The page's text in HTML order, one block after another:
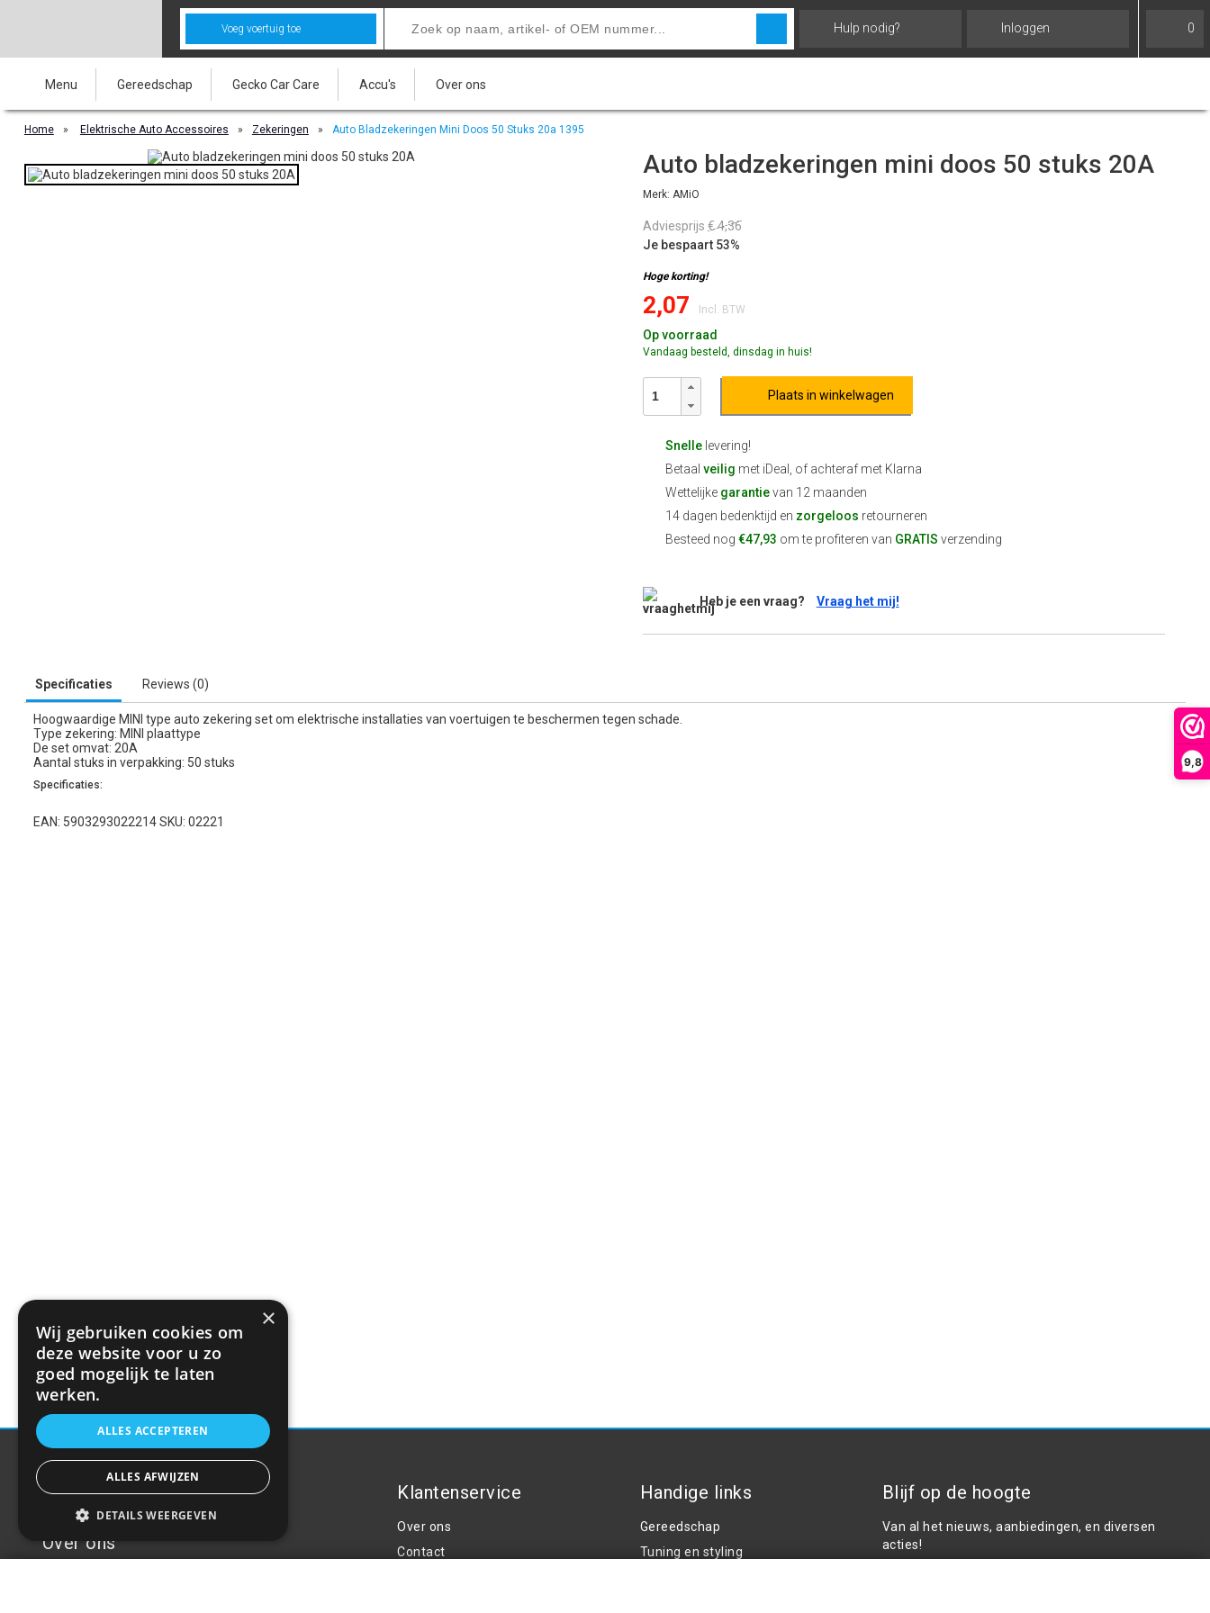
9,8
Voeg voertuig toe Hulp nodig? Inloggen 0
Menu Gereedschap Gecko Car Care Accu's Over ons
Home » Elektrische Auto Accessoires » Zekeringen » Auto Bladzekeringen Mini Doos 50 Stuks 20a 1395
Auto bladzekeringen mini doos 50 stuks 20A
Merk: AMiO
Adviesprijs € 4,36
Je bespaart 53%
Hoge korting!
2,07 Incl. BTW
Op voorraad
Vandaag besteld, dinsdag in huis!
Plaats in winkelwagen
Snellelevering!
Betaal veilig met iDeal, of achteraf met Klarna
Wettelijke garantievan 12 maanden
14 dagen bedenktijd en zorgeloos retourneren
Besteed nog €47,93 om te profiteren van GRATIS verzending
Heb je een vraag? Vraag het mij!
Specificaties Reviews (0)
Hoogwaardige MINI type auto zekering set om elektrische installaties van voertuigen te beschermen tegen schade.
Type zekering: MINI plaattype
De set omvat: 20A
Aantal stuks in verpakking: 50 stuks
Specificaties:
EAN: 5903293022214 SKU: 02221
Over ons
Klantenservice
Over ons
Contact
Handige links
Gereedschap
Tuning en styling
Blijf op de hoogte
Van al het nieuws, aanbiedingen, en diversen
acties!
×
Wij gebruiken cookies om
deze website voor u zo
goed mogelijk te laten
werken.
ALLES ACCEPTEREN
ALLES AFWIJZEN
DETAILS WEERGEVEN